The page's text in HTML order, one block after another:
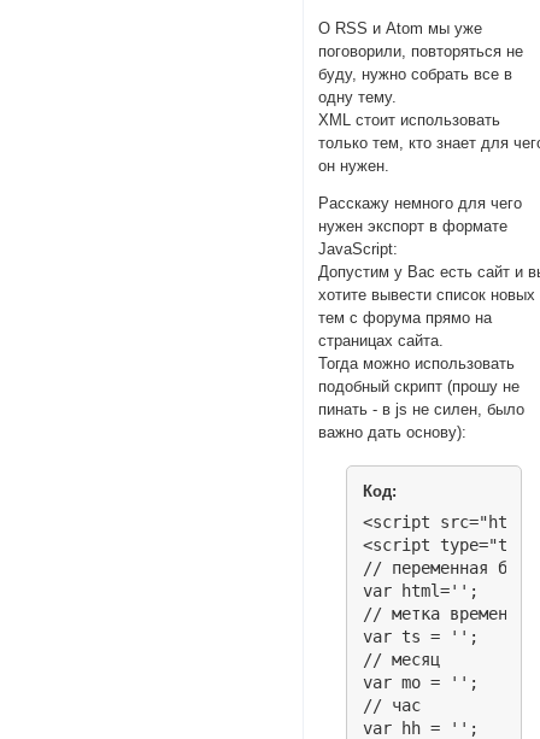
О RSS и Atom мы уже
поговорили, повторяться не
буду, нужно собрать все в
одну тему.
XML стоит использовать
только тем, кто знает для
он нужен.
Расскажу немного для чего
нужен экспорт в формате
JavaScript:
Допустим у Вас есть сайт и
хотите вывести список новых
тем с форума прямо на
страницах сайта.
Тогда можно использовать
подобный скрипт (прошу не
пинать - в js не силен, было
важно дать основу):
Код:
<script
<script
// переменная
var html='';
// метка времени
var ts = '';
// месяц
var mo = '';
// час
var hh = '';